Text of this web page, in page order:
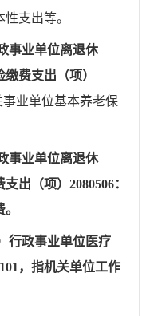
支出等。
事业单位离退休
费支出（项）
事业单位基本养老保
事业单位离退休
支出（项）2080506：
行政事业单位医疗
，指机关单位工作